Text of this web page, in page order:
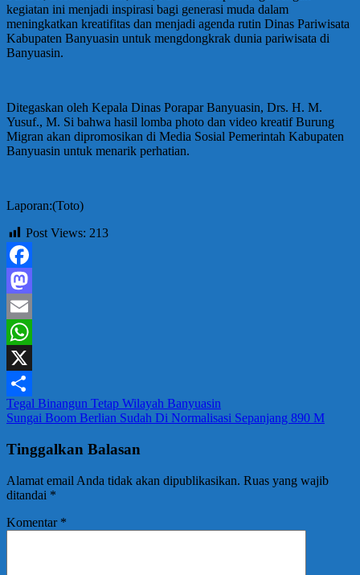
kegiatan ini menjadi inspirasi bagi generasi muda dalam
meningkatkan kreatifitas dan menjadi agenda rutin Dinas Pariwisata
Kabupaten Banyuasin untuk mengdongkrak dunia pariwisata di
Banyuasin.
Ditegaskan oleh Kepala Dinas Porapar Banyuasin, Drs. H. M.
Yusuf., M. Si bahwa hasil lomba photo dan video kreatif Burung
Migran akan dipromosikan di Media Sosial Pemerintah Kabupaten
Banyuasin untuk menarik perhatian.
Laporan:(Toto)
Post Views: 213
Facebook
Mastodon
Email
WhatsApp
X
Share
Navigasi
pos
Tegal Binangun Tetap Wilayah Banyuasin
Sungai Boom Berlian Sudah Di Normalisasi Sepanjang 890 M
Tinggalkan Balasan
Alamat email Anda tidak akan dipublikasikan. Ruas yang wajib
ditandai *
Komentar *